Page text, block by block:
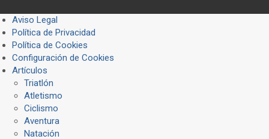
Aviso Legal
Política de Privacidad
Política de Cookies
Configuración de Cookies
Artículos
Triatlón
Atletismo
Ciclismo
Aventura
Natación